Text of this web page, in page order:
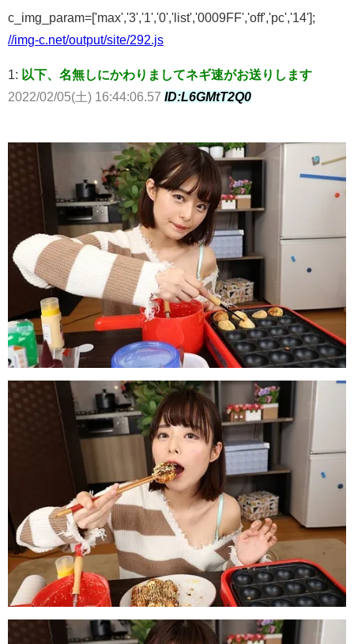
c_img_param=['max','3','1','0','list','0009FF','off','pc','14'];
//img-c.net/output/site/292.js
1: 以下、名無しにかわりましてネギ速がお送りします
2022/02/05(土) 16:44:06.57 ID:L6GMtT2Q0